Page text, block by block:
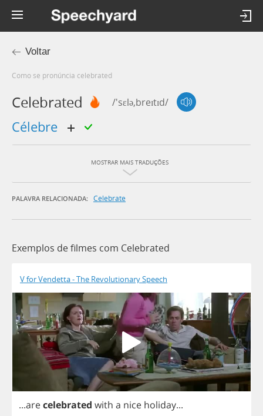
Voltar
Como se pronúncia celebrated
Celebrated /'sɛlə,breɪtɪd/
célebre
MOSTRAR MAIS TRADUÇÕES
PALAVRA RELACIONADA: Celebrate
Exemplos de filmes com Celebrated
V for Vendetta - The Revolutionary Speech
...arecelebrated with a nice holiday...